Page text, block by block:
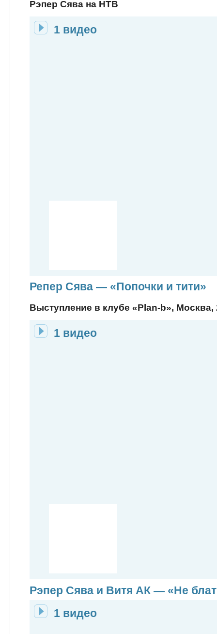
Рэпер Сява на НТВ
1 видео
Репер Сява — «Попочки и тити»
Выступление в клубе «Plan-b», Москва,
1 видео
Рэпер Сява и Витя АК — «Не
1 видео